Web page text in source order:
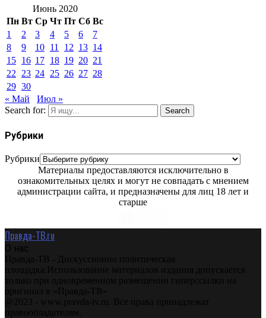
Июнь 2020
Пн Вт Ср Чт Пт Сб Вс
1
2 3 4 5 6
7
8
9 10 11 12 13 14
15 16 17 18 19 20 21
22
23 24 25 26 27 28
29 30
« Май
Июл »
Search for:
Search
Рубрики
Рубрики
Материалы предоставляются исключительно в
ознакомительных целях и могут не совпадать с мнением
администрации сайта, и предназначены для лиц 18 лет и
старше
Правда-ТВ.ru
О нас
Правда-ТВ - Дискуссионно политическая
площадка.Использование материалов издания допускается
только при одновременном размещении гиперссылки на
оригинал в «Правда-ТВ»
@2023 - www.pravda-tv.ru. Все права принадлежат
правообладателям.